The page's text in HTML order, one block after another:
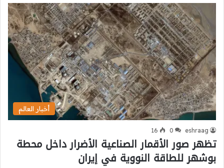
أخبار العالم
eshraag
0
16
تظهر صور الأقمار الصناعية الأضرار داخل محطة
بوشهر للطاقة النووية في إيران